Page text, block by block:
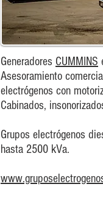
Generadores CUMMINS
Asesoramiento
electrógenos con
Cabinados,
Grupos electrógenos
hasta 2500 kVa.